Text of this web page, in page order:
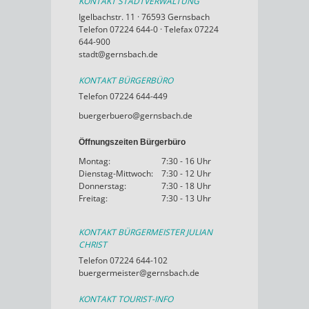
Igelbachstr. 11 · 76593 Gernsbach
Telefon 07224 644-0 · Telefax 07224
644-900
stadt@gernsbach.de
KONTAKT BÜRGERBÜRO
Telefon 07224 644-449
buergerbuero@gernsbach.de
Öffnungszeiten Bürgerbüro
Montag:
7:30 - 16 Uhr
Dienstag-Mittwoch:
7:30 - 12 Uhr
Donnerstag:
7:30 - 18 Uhr
Freitag:
7:30 - 13 Uhr
KONTAKT BÜRGERMEISTER JULIAN
CHRIST
Telefon 07224 644-102
buergermeister@gernsbach.de
KONTAKT TOURIST-INFO